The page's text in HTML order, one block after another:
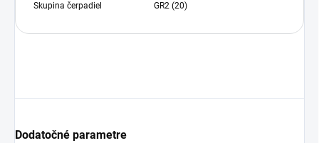
Skupina čerpadiel GR2 (20)
Dodatočné parametre